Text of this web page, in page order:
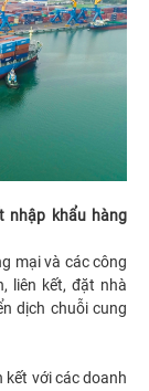
nhập khẩu hàng
mại và các công
liên kết, đặt nhà
dịch chuỗi cung
kết với các doanh